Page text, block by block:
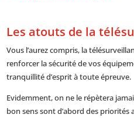
Les atouts de la
Vous l’aurez compris, la
renforcer la sécurité de vos
tranquillité d’esprit à toute épreuve.
Evidemment, on ne le répètera
bon sens sont d’abord des priorités